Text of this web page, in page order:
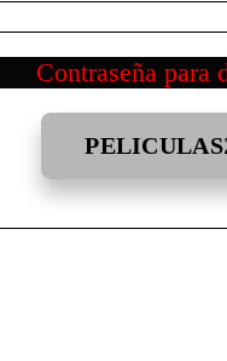
Contraseña para